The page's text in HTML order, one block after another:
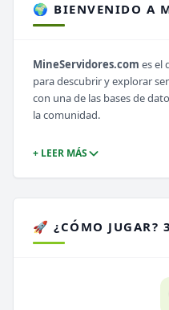
🌍 BIENVENIDO A
MineServidores.com es el
para descubrir y explorar
con una de las bases de
la comunidad.
+ LEER MÁS
🚀 ¿CÓMO JUGAR?